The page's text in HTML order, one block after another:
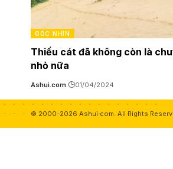
GÓC NHÌN
Thiếu cát đã không còn là
nhỏ nữa
Ashui.com 01/04/2024
© 2000-2026 Ashui.com. All Rights